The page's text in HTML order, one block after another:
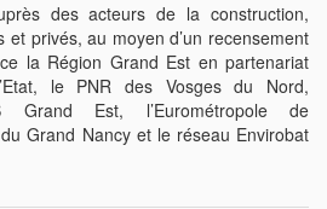
des acteurs de la construction,
et privés, au moyen d’un recensement
la Région Grand Est en partenariat
le PNR des Vosges du Nord,
Grand Est, l’Eurométropole de
Grand Nancy et le réseau Envirobat